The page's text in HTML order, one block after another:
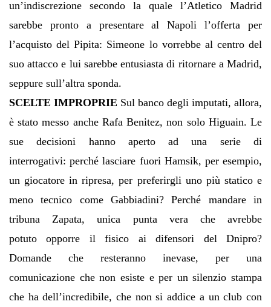
un’indiscrezione secondo la quale l’Atletico Madrid
sarebbe pronto a presentare al Napoli l’offerta per
l’acquisto del Pipita: Simeone lo vorrebbe al centro del
suo attacco e lui sarebbe entusiasta di ritornare a Madrid,
seppure sull’altra sponda.
SCELTE IMPROPRIE Sul banco degli imputati, allora,
è stato messo anche Rafa Benitez, non solo Higuain. Le
sue decisioni hanno aperto ad una serie di
interrogativi: perché lasciare fuori Hamsik, per esempio,
un giocatore in ripresa, per preferirgli uno più statico e
meno tecnico come Gabbiadini? Perché mandare in
tribuna Zapata, unica punta vera che avrebbe
potuto opporre il fisico ai difensori del Dnipro?
Domande che resteranno inevase, per una
comunicazione che non esiste e per un silenzio stampa
che ha dell’incredibile, che non si addice a un club con